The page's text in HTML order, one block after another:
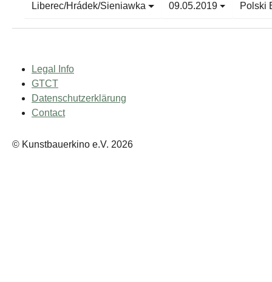
Liberec/Hrádek/Sieniawka 09.05.2019 Polski
Legal Info
GTCT
Datenschutzerklärung
Contact
© Kunstbauerkino e.V. 2026